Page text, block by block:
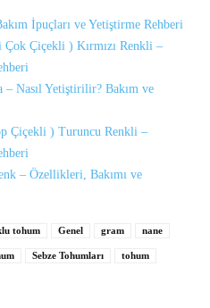
İpuçları ve Yetiştirme Rehberi
Çiçekli ) Kırmızı Renkli –
– Nasıl Yetiştirilir? Bakım ve
Çiçekli ) Turuncu Renkli –
– Özellikleri, Bakımı ve
tohum Genel gram nane
Sebze Tohumları tohum